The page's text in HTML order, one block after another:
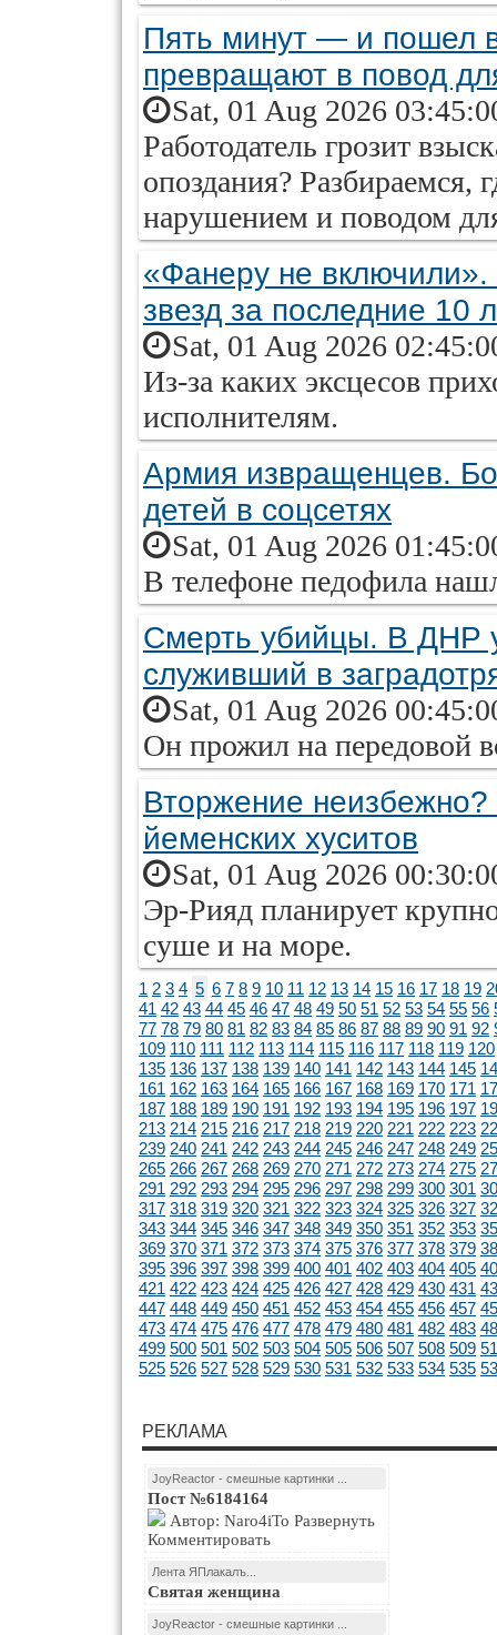
Пять минут — и пошел
превращают в повод
Sat, 01 Aug 2026
Работодатель грозит
опоздания? Разбираемся,
нарушением и поводом
«Фанеру не включили».
звезд за последние 10
Sat, 01 Aug 2026
Из-за каких эксцесов
исполнителям.
Армия извращенцев.
детей в соцсетях
Sat, 01 Aug 2026
В телефоне педофила
Смерть убийцы. В ДНР
служивший в
Sat, 01 Aug 2026
Он прожил на передовой
Вторжение неизбежно?
йеменских хуситов
Sat, 01 Aug 2026
Эр-Рияд планирует
суше и на море.
1 2 3 4 5 6 7 8 9 10 11 12 13 14 15 16 17 18 19
41 42 43 44 45 46 47 48 49 50 51 52 53 54 55 56
77 78 79 80 81 82 83 84 85 86 87 88 89 90 91 92
109 110 111 112 113 114 115 116 117 118 119 120
135 136 137 138 139 140 141 142 143 144 145
161 162 163 164 165 166 167 168 169 170 171
187 188 189 190 191 192 193 194 195 196 197
213 214 215 216 217 218 219 220 221 222 223
239 240 241 242 243 244 245 246 247 248 249
265 266 267 268 269 270 271 272 273 274 275
291 292 293 294 295 296 297 298 299 300 301
317 318 319 320 321 322 323 324 325 326 327
343 344 345 346 347 348 349 350 351 352 353
369 370 371 372 373 374 375 376 377 378 379
395 396 397 398 399 400 401 402 403 404 405
421 422 423 424 425 426 427 428 429 430 431
447 448 449 450 451 452 453 454 455 456 457
473 474 475 476 477 478 479 480 481 482 483
499 500 501 502 503 504 505 506 507 508 509
525 526 527 528 529 530 531 532 533 534 535
РЕКЛАМА
JoyReactor - смешные картинки ...
Пост №6184164
Комментировать
Лента ЯПлакалъ...
Святая женщина
JoyReactor - смешные картинки ...